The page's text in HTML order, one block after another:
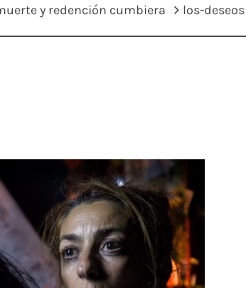
y redención cumbiera los-deseos